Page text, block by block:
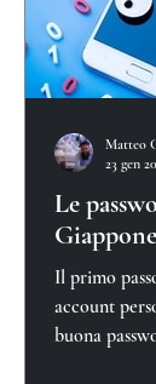
Le
Il primo
account
buona
Matteo
23 gen